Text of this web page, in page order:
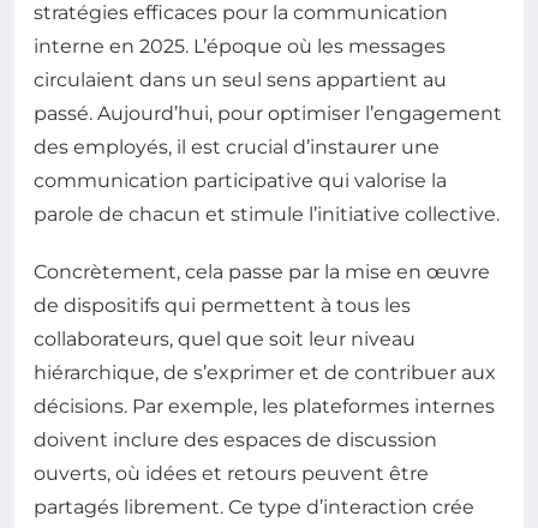
stratégies efficaces pour la communication
interne en 2025. L’époque où les messages
circulaient dans un seul sens appartient au
passé. Aujourd’hui, pour optimiser l’engagement
des employés, il est crucial d’instaurer une
communication participative qui valorise la
parole de chacun et stimule l’initiative collective.
Concrètement, cela passe par la mise en œuvre
de dispositifs qui permettent à tous les
collaborateurs, quel que soit leur niveau
hiérarchique, de s’exprimer et de contribuer aux
décisions. Par exemple, les plateformes internes
doivent inclure des espaces de discussion
ouverts, où idées et retours peuvent être
partagés librement. Ce type d’interaction crée